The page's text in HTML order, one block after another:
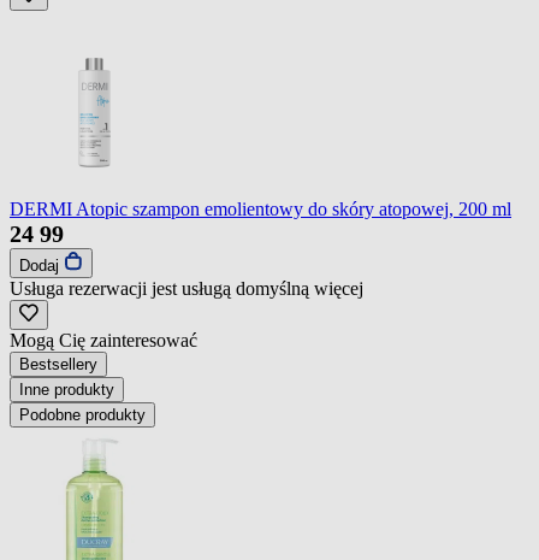
DERMI Atopic szampon emolientowy do skóry atopowej, 200 ml
24 99
Dodaj
Usługa rezerwacji jest usługą domyślną więcej
Mogą Cię zainteresować
Bestsellery
Inne produkty
Podobne produkty